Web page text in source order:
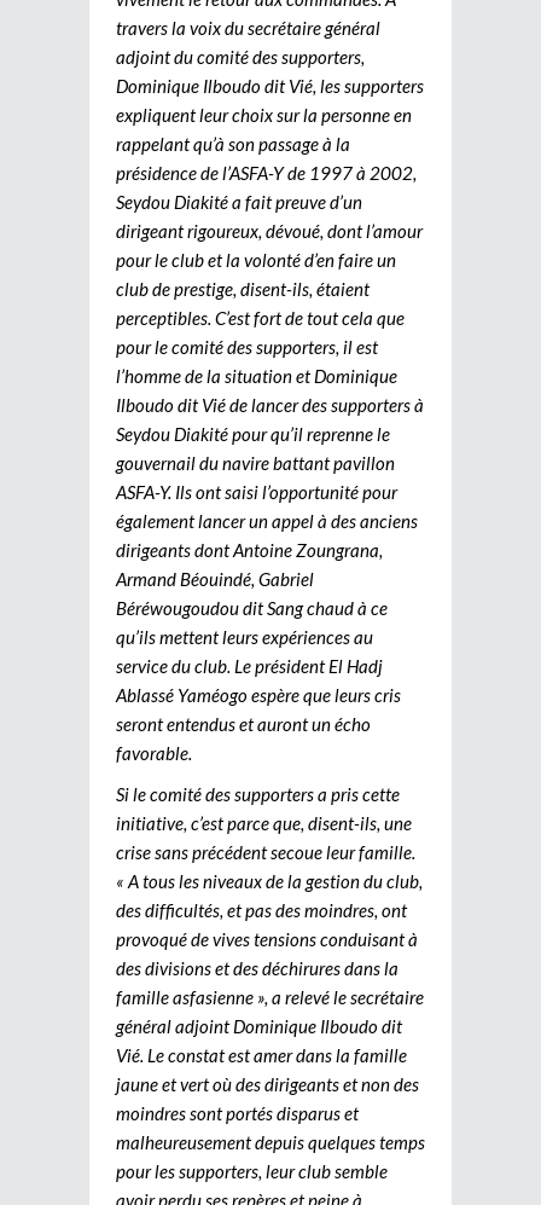
travers la voix du secrétaire général
adjoint du comité des supporters,
Dominique Ilboudo dit Vié, les supporters
expliquent leur choix sur la personne en
rappelant qu’à son passage à la
présidence de l’ASFA-Y de 1997 à 2002,
Seydou Diakité a fait preuve d’un
dirigeant rigoureux, dévoué, dont l’amour
pour le club et la volonté d’en faire un
club de prestige, disent-ils, étaient
perceptibles. C’est fort de tout cela que
pour le comité des supporters, il est
l’homme de la situation et Dominique
Ilboudo dit Vié de lancer des supporters à
Seydou Diakité pour qu’il reprenne le
gouvernail du navire battant pavillon
ASFA-Y. Ils ont saisi l’opportunité pour
également lancer un appel à des anciens
dirigeants dont Antoine Zoungrana,
Armand Béouindé, Gabriel
Béréwougoudou dit Sang chaud à ce
qu’ils mettent leurs expériences au
service du club. Le président El Hadj
Ablassé Yaméogo espère que leurs cris
seront entendus et auront un écho
favorable.
Si le comité des supporters a pris cette
initiative, c’est parce que, disent-ils, une
crise sans précédent secoue leur famille.
« A tous les niveaux de la gestion du club,
des difficultés, et pas des moindres, ont
provoqué de vives tensions conduisant à
des divisions et des déchirures dans la
famille asfasienne », a relevé le secrétaire
général adjoint Dominique Ilboudo dit
Vié. Le constat est amer dans la famille
jaune et vert où des dirigeants et non des
moindres sont portés disparus et
malheureusement depuis quelques temps
pour les supporters, leur club semble
avoir perdu ses repères et peine à